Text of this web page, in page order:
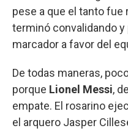
pese a que el tanto fue
terminó convalidando
marcador a favor del
De todas maneras,
porque Lionel Messi,
empate. El rosarino
el arquero Jasper